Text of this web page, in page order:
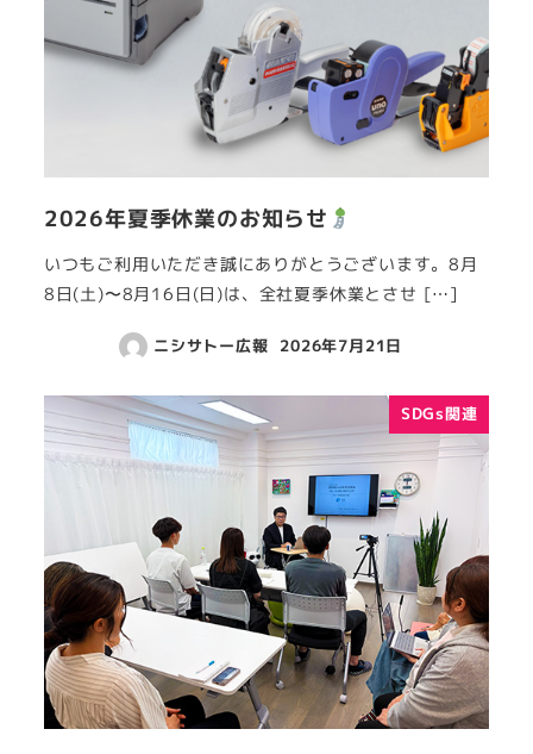
2026年夏季休業のお知らせ
いつもご利用いただき誠にありがとうございます。8月
8日(土)〜8月16日(日)は、全社夏季休業とさせ […]
ニシサトー広報 2026年7月21日
SDGs関連